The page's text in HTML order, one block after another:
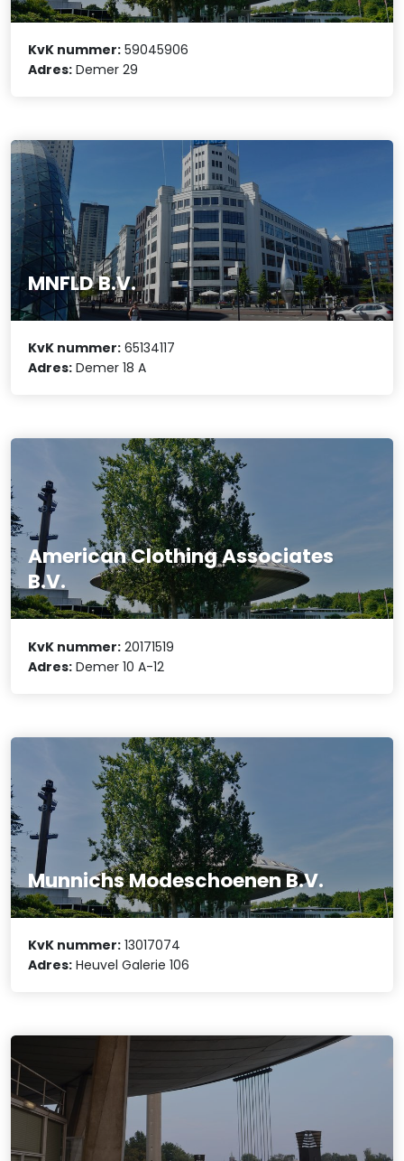
KvK nummer: 59045906
Adres: Demer 29
MNFLD B.V.
KvK nummer: 65134117
Adres: Demer 18 A
American Clothing Associates
B.V.
KvK nummer: 20171519
Adres: Demer 10 A-12
Munnichs Modeschoenen B.V.
KvK nummer: 13017074
Adres: Heuvel Galerie 106